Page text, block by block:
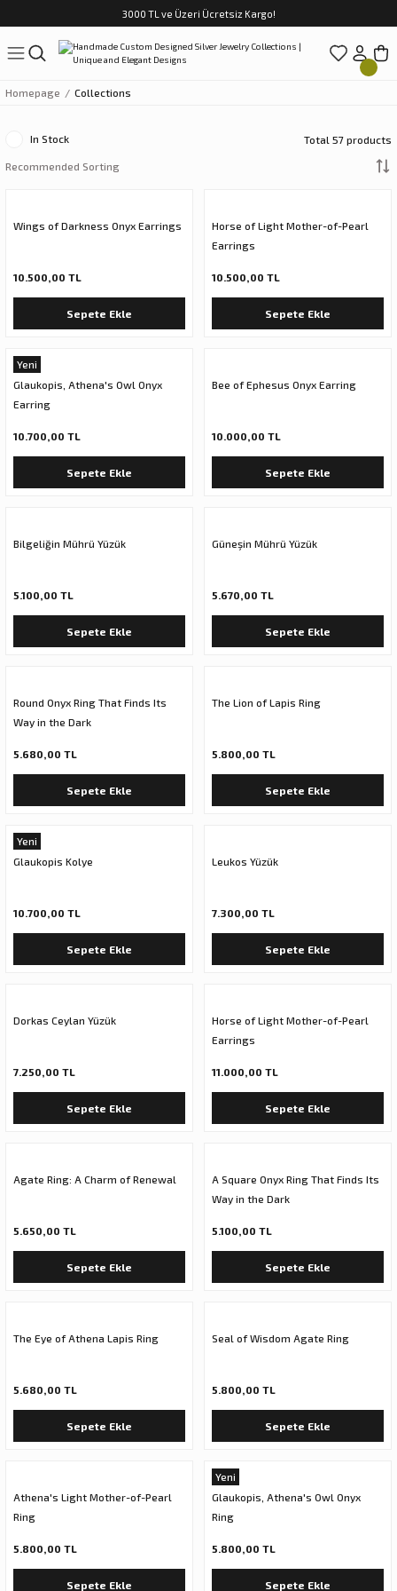
3000 TL ve Üzeri Ücretsiz Kargo!
Geri Dön
Wispering of Birds Bracelet
Ring
Homepage Collections
In Stock Total 57 products
Wings of Darkness Onyx Earrings
10.500,00 TL
Sepete Ekle
Horse of Light Mother-of-Pearl
Earrings
10.500,00 TL
Sepete Ekle
Yeni
Glaukopis, Athena's Owl Onyx
Earring
10.700,00 TL
Sepete Ekle
Bee of Ephesus Onyx Earring
10.000,00 TL
Sepete Ekle
Bilgeliğin Mührü Yüzük
5.100,00 TL
Sepete Ekle
Güneşin Mührü Yüzük
5.670,00 TL
Sepete Ekle
Round Onyx Ring That Finds Its
Way in the Dark
5.680,00 TL
Sepete Ekle
The Lion of Lapis Ring
5.800,00 TL
Sepete Ekle
Yeni
Glaukopis Kolye
10.700,00 TL
Sepete Ekle
Leukos Yüzük
7.300,00 TL
Sepete Ekle
Dorkas Ceylan Yüzük
7.250,00 TL
Sepete Ekle
Horse of Light Mother-of-Pearl
Earrings
11.000,00 TL
Sepete Ekle
Agate Ring: A Charm of Renewal
5.650,00 TL
Sepete Ekle
A Square Onyx Ring That Finds Its
Way in the Dark
5.100,00 TL
Sepete Ekle
The Eye of Athena Lapis Ring
5.680,00 TL
Sepete Ekle
Seal of Wisdom Agate Ring
5.800,00 TL
Sepete Ekle
Athena's Light Mother-of-Pearl
Ring
5.800,00 TL
Sepete Ekle
Yeni
Glaukopis, Athena's Owl Onyx
Ring
5.800,00 TL
Sepete Ekle